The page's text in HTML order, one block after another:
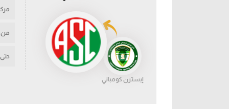
إيسترن كومباني
من
حتى